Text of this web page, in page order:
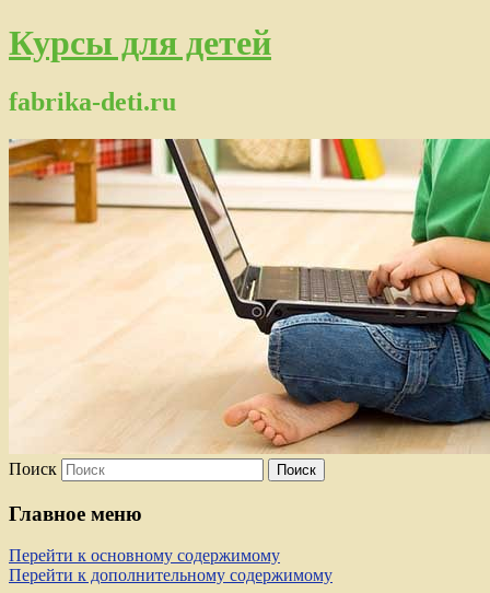
Курсы для детей
fabrika-deti.ru
Поиск
Главное меню
Перейти к основному содержимому
Перейти к дополнительному содержимому